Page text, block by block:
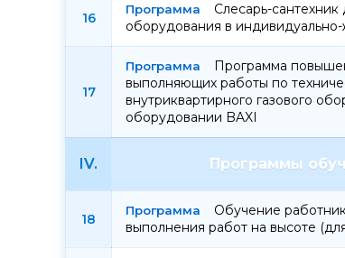
16
Слесарь-
оборудования в
17
Программа
выполняющих работы по
внутриквартирного газового
оборудовании BAXI
IV. Программы
18
Обучение
выполнения работ на высоте